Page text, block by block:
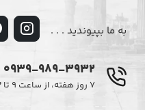
به ما بپیوندید . . .
0939-989-3932
۷ روز هفته، از ساعت ۹ تا ۲۳